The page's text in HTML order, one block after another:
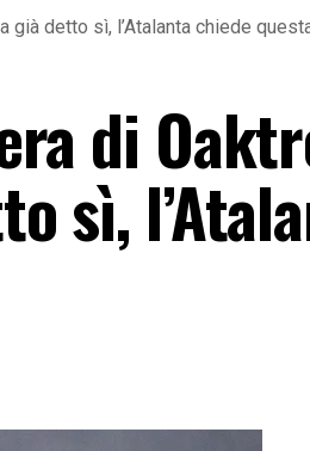
già detto sì, l’Atalanta chiede
di
sì,